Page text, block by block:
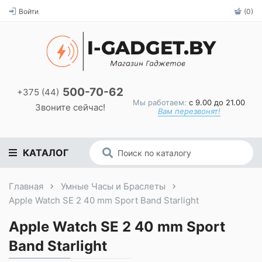
Войти (0)
+375 (44) 500-70-62
Звоните сейчас! Мы работаем: с 9.00 до 21.00
Вам перезвонят!
КАТАЛОГ
Главная
Умные Часы и Браслеты
Apple Watch SE 2 40 mm Sport Band Starlight
Apple Watch SE 2 40 mm Sport
Band Starlight